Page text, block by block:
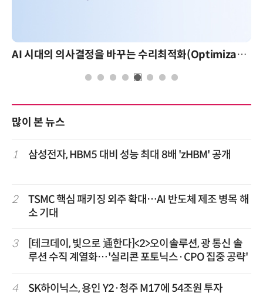
AI 시대의 의사결정을 바꾸는 수리최적화(Optimization): 실제 산업 적용 사례와 활용 전략
많이 본 뉴스
1 삼성전자, HBM5 대비 성능 최대 8배 'zHBM' 공개
2
TSMC 핵심 패키징 외주 확대…AI 반도체 제조 병목 해
소 기대
3
[테크데이, 빛으로 通한다]<2>오이솔루션, 광 통신 솔
루션 수직 계열화…'실리콘 포토닉스·CPO 집중 공략'
4 SK하이닉스, 용인 Y2·청주 M17에 54조원 투자